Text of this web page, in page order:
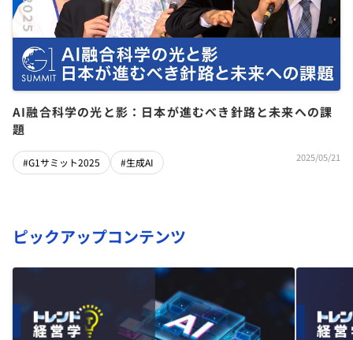
AI融合科学の光と影：日本が進むべき針路と未来への課
題
#G1サミット2025 #生成AI 2025/05/21
ピックアップコンテンツ